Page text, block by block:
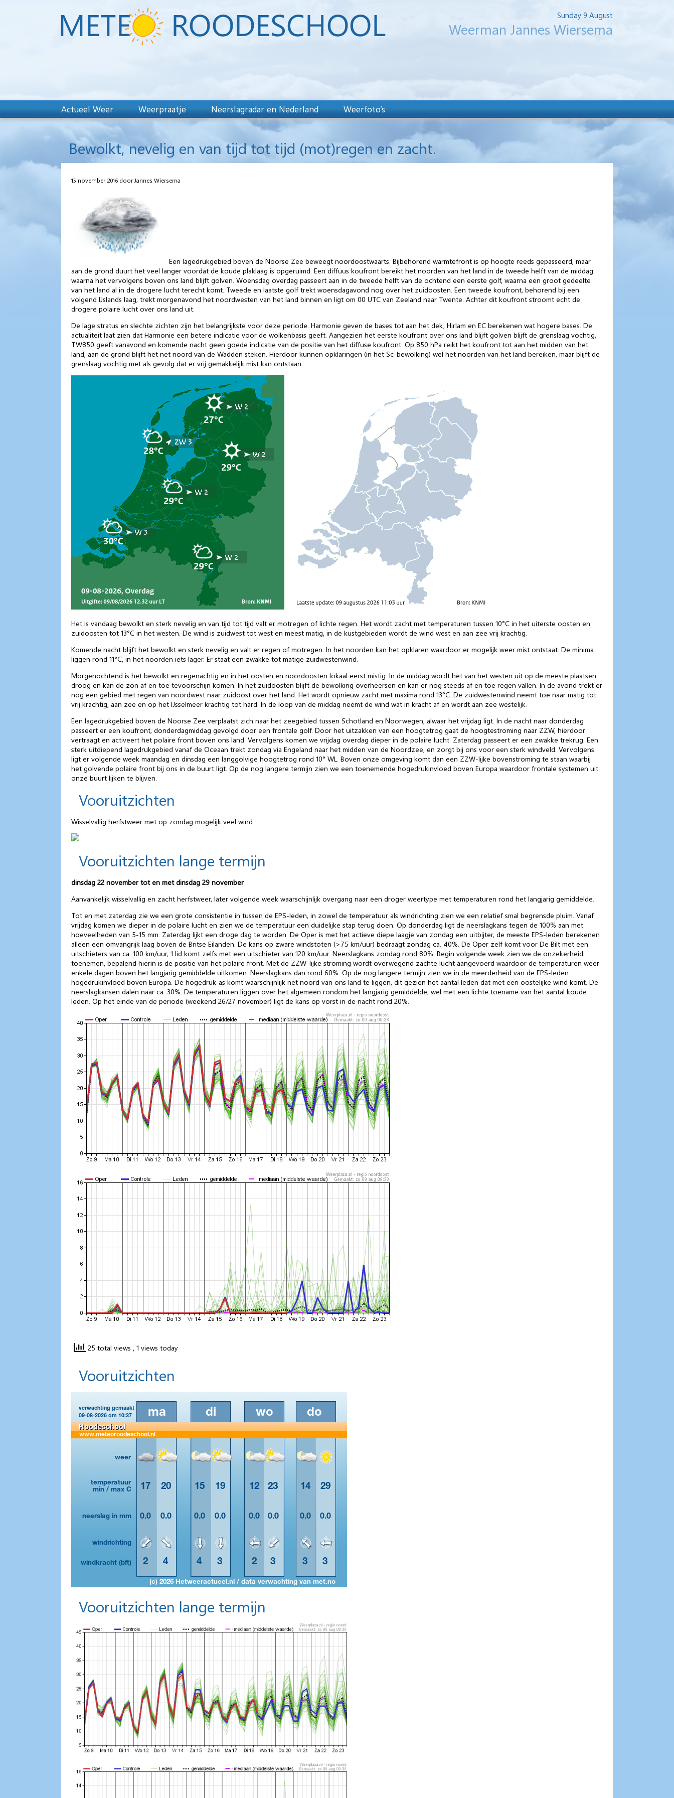
Sunday 9 August
Weerman Jannes Wiersema
Actueel Weer Weerpraatje Neerslagradar en Nederland Weerfoto’s
Bewolkt, nevelig en van tijd tot tijd (mot)regen en zacht.
15 november 2016 door Jannes Wiersema
Een lagedrukgebied boven de Noorse Zee beweegt noordoostwaarts. Bijbehorend warmtefront is op hoogte reeds gepasseerd, maar
aan de grond duurt het veel langer voordat de koude plaklaag is opgeruimd. Een diffuus koufront bereikt het noorden van het land in de tweede helft van de middag
waarna het vervolgens boven ons land blijft golven. Woensdag overdag passeert aan in de tweede helft van de ochtend een eerste golf, waarna een groot gedeelte
van het land al in de drogere lucht terecht komt. Tweede en laatste golf trekt woensdagavond nog over het zuidoosten. Een tweede koufront, behorend bij een
volgend IJslands laag, trekt morgenavond het noordwesten van het land binnen en ligt om 00 UTC van Zeeland naar Twente. Achter dit koufront stroomt echt de
drogere polaire lucht over ons land uit.
De lage stratus en slechte zichten zijn het belangrijkste voor deze periode. Harmonie geven de bases tot aan het dek, Hirlam en EC berekenen wat hogere bases. De
actualiteit laat zien dat Harmonie een betere indicatie voor de wolkenbasis geeft. Aangezien het eerste koufront over ons land blijft golven blijft de grenslaag vochtig,
TW850 geeft vanavond en komende nacht geen goede indicatie van de positie van het diffuse koufront. Op 850 hPa reikt het koufront tot aan het midden van het
land, aan de grond blijft het net noord van de Wadden steken. Hierdoor kunnen opklaringen (in het Sc-bewolking) wel het noorden van het land bereiken, maar blijft de
grenslaag vochtig met als gevolg dat er vrij gemakkelijk mist kan ontstaan.
Het is vandaag bewolkt en sterk nevelig en van tijd tot tijd valt er motregen of lichte regen. Het wordt zacht met temperaturen tussen 10°C in het uiterste oosten en
zuidoosten tot 13°C in het westen. De wind is zuidwest tot west en meest matig, in de kustgebieden wordt de wind west en aan zee vrij krachtig.
Komende nacht blijft het bewolkt en sterk nevelig en valt er regen of motregen. In het noorden kan het opklaren waardoor er mogelijk weer mist ontstaat. De minima
liggen rond 11°C, in het noorden iets lager. Er staat een zwakke tot matige zuidwestenwind.
Morgenochtend is het bewolkt en regenachtig en in het oosten en noordoosten lokaal eerst mistig. In de middag wordt het van het westen uit op de meeste plaatsen
droog en kan de zon af en toe tevoorschijn komen. In het zuidoosten blijft de bewolking overheersen en kan er nog steeds af en toe regen vallen. In de avond trekt er
nog een gebied met regen van noordwest naar zuidoost over het land. Het wordt opnieuw zacht met maxima rond 13°C. De zuidwestenwind neemt toe naar matig tot
vrij krachtig, aan zee en op het IJsselmeer krachtig tot hard. In de loop van de middag neemt de wind wat in kracht af en wordt aan zee westelijk.
Een lagedrukgebied boven de Noorse Zee verplaatst zich naar het zeegebied tussen Schotland en Noorwegen, alwaar het vrijdag ligt. In de nacht naar donderdag
passeert er een koufront, donderdagmiddag gevolgd door een frontale golf. Door het uitzakken van een hoogtetrog gaat de hoogtestroming naar ZZW, hierdoor
vertraagt en activeert het polaire front boven ons land. Vervolgens komen we vrijdag overdag dieper in de polaire lucht. Zaterdag passeert er een zwakke trekrug. Een
sterk uitdiepend lagedrukgebied vanaf de Oceaan trekt zondag via Engeland naar het midden van de Noordzee, en zorgt bij ons voor een sterk windveld. Vervolgens
ligt er volgende week maandag en dinsdag een langgolvige hoogtetrog rond 10° WL. Boven onze omgeving komt dan een ZZW-lijke bovenstroming te staan waarbij
het golvende polaire front bij ons in de buurt ligt. Op de nog langere termijn zien we een toenemende hogedrukinvloed boven Europa waardoor frontale systemen uit
onze buurt lijken te blijven.
Vooruitzichten
Wisselvallig herfstweer met op zondag mogelijk veel wind.
Vooruitzichten lange termijn
dinsdag 22 november tot en met dinsdag 29 november
Aanvankelijk wisselvallig en zacht herfstweer, later volgende week waarschijnlijk overgang naar een droger weertype met temperaturen rond het langjarig gemiddelde.
Tot en met zaterdag zie we een grote consistentie in tussen de EPS-leden, in zowel de temperatuur als windrichting zien we een relatief smal begrensde pluim. Vanaf
vrijdag komen we dieper in de polaire lucht en zien we de temperatuur een duidelijke stap terug doen. Op donderdag ligt de neerslagkans tegen de 100% aan met
hoeveelheden van 5-15 mm. Zaterdag lijkt een droge dag te worden. De Oper is met het actieve diepe laagje van zondag een uitbijter, de meeste EPS-leden berekenen
alleen een omvangrijk laag boven de Britse Eilanden. De kans op zware windstoten (>75 km/uur) bedraagt zondag ca. 40%. De Oper zelf komt voor De Bilt met een
uitschieters van ca. 100 km/uur, 1 lid komt zelfs met een uitschieter van 120 km/uur. Neerslagkans zondag rond 80%. Begin volgende week zien we de onzekerheid
toenemen, bepalend hierin is de positie van het polaire front. Met de ZZW-lijke stroming wordt overwegend zachte lucht aangevoerd waardoor de temperaturen weer
enkele dagen boven het langjarig gemiddelde uitkomen. Neerslagkans dan rond 60%. Op de nog langere termijn zien we in de meerderheid van de EPS-leden
hogedrukinvloed boven Europa. De hogedruk-as komt waarschijnlijk net noord van ons land te liggen, dit gezien het aantal leden dat met een oostelijke wind komt. De
neerslagkansen dalen naar ca. 30%. De temperaturen liggen over het algemeen rondom het langjarig gemiddelde, wel met een lichte toename van het aantal koude
leden. Op het einde van de periode (weekend 26/27 november) ligt de kans op vorst in de nacht rond 20%.
25 total views , 1 views today
Vooruitzichten
Vooruitzichten lange termijn